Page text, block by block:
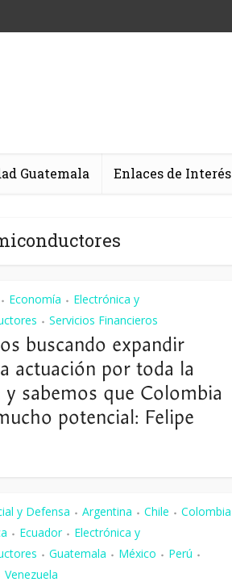
Guatemala Enlaces de Interés
• Economía • Electrónica y
• Servicios Financieros
buscando expandir
actuación por toda la
y sabemos que Colombia
potencial: Felipe
y Defensa • Argentina • Chile • Colombia
• Ecuador • Electrónica y
• Guatemala • México • Perú •
Venezuela